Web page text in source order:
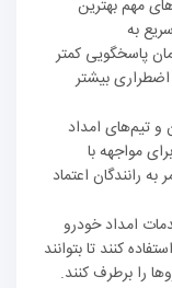
مهم بهترین
به
پاسخگویی کمتر
اضطراری بیشتر
و تیم‌های امداد
مواجهه با
رانندگان اعتماد
امداد خودرو
کنند تا بتوانند
را برطرف کنند.